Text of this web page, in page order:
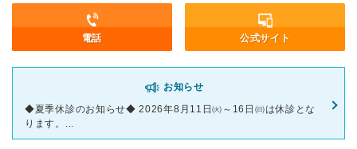
電話 公式サイト
お知らせ
◆夏季休診のお知らせ◆ 2026年8月11日㈫～16日㈰は休診とな
ります。...